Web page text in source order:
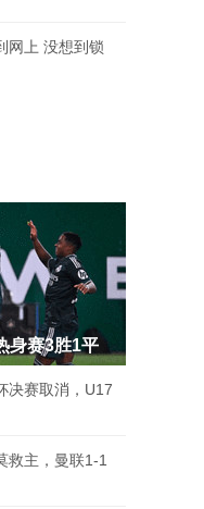
网上 没想到锁
身赛3胜1平
决赛取消，U17
救主，曼联1-1